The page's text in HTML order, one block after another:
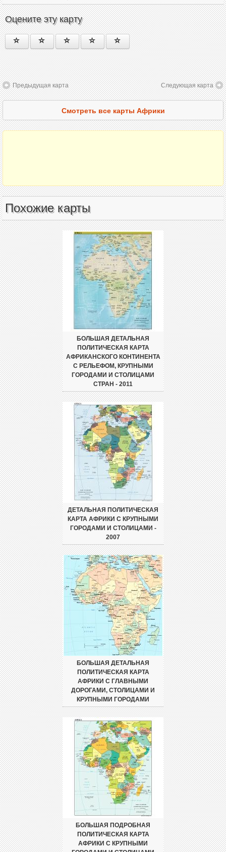
Оцените эту карту
Предыдущая карта Следующая карта
Смотреть все карты Африки
Похожие карты
БОЛЬШАЯ ДЕТАЛЬНАЯ
ПОЛИТИЧЕСКАЯ КАРТА
АФРИКАНСКОГО КОНТИНЕНТА
С РЕЛЬЕФОМ, КРУПНЫМИ
ГОРОДАМИ И СТОЛИЦАМИ
СТРАН - 2011
ДЕТАЛЬНАЯ ПОЛИТИЧЕСКАЯ
КАРТА АФРИКИ С КРУПНЫМИ
ГОРОДАМИ И СТОЛИЦАМИ -
2007
БОЛЬШАЯ ДЕТАЛЬНАЯ
ПОЛИТИЧЕСКАЯ КАРТА
АФРИКИ С ГЛАВНЫМИ
ДОРОГАМИ, СТОЛИЦАМИ И
КРУПНЫМИ ГОРОДАМИ
БОЛЬШАЯ ПОДРОБНАЯ
ПОЛИТИЧЕСКАЯ КАРТА
АФРИКИ С КРУПНЫМИ